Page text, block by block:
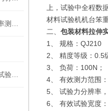
上，试验中全程
材料试验机机台笨
二、 包装材料拉伸
1、 规格：QJ210
2、 精度等级：0.5
3、 负荷：100N；
4、 有效测力范围
5、 试验力分辨率
6、 有效试验宽度